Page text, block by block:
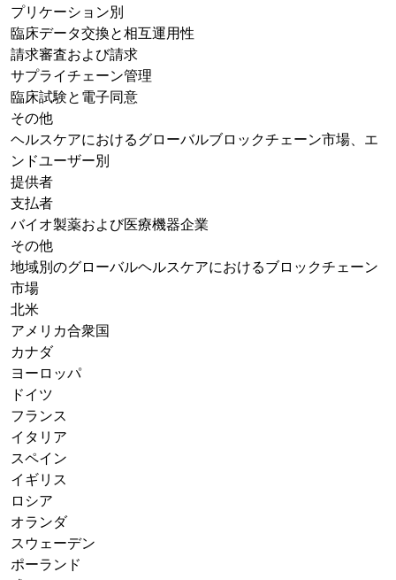
プリケーション別
臨床データ交換と相互運用性
請求審査および請求
サプライチェーン管理
臨床試験と電子同意
その他
ヘルスケアにおけるグローバルブロックチェーン市場、エ
ンドユーザー別
提供者
支払者
バイオ製薬および医療機器企業
その他
地域別のグローバルヘルスケアにおけるブロックチェーン
市場
北米
アメリカ合衆国
カナダ
ヨーロッパ
ドイツ
フランス
イタリア
スペイン
イギリス
ロシア
オランダ
スウェーデン
ポーランド